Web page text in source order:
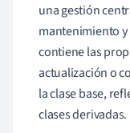
una gestión
mantenimiento y
contiene las
actualización o
la clase base,
clases derivadas.